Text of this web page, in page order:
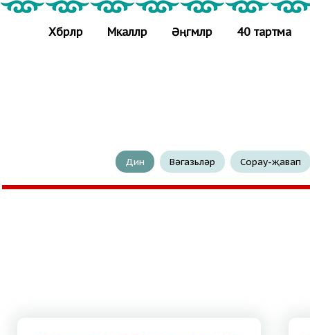
Хәбәрләр Мәкаләләр Әңгәмәләр 40 тартма
Дин Вәгазьләр Сорау-җавап